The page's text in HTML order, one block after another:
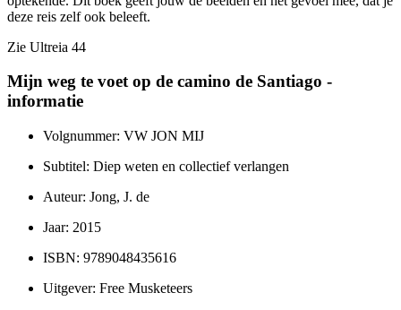
deze reis zelf ook beleeft.
Zie Ultreia 44
Mijn weg te voet op de camino de Santiago -
informatie
Volgnummer: VW JON MIJ
Subtitel: Diep weten en collectief verlangen
Auteur: Jong, J. de
Jaar: 2015
ISBN: 9789048435616
Uitgever: Free Musketeers